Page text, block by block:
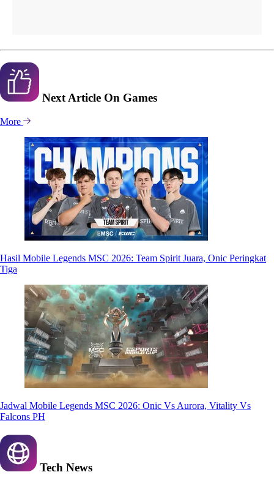
Next Article On Games
More
Hasil Mobile Legends MSC 2026: Team Spirit Juara, Onic Peringkat
Tiga
Jadwal Mobile Legends MSC 2026: Onic Vs Aurora, Vitality Vs
Falcons PH
Tech News